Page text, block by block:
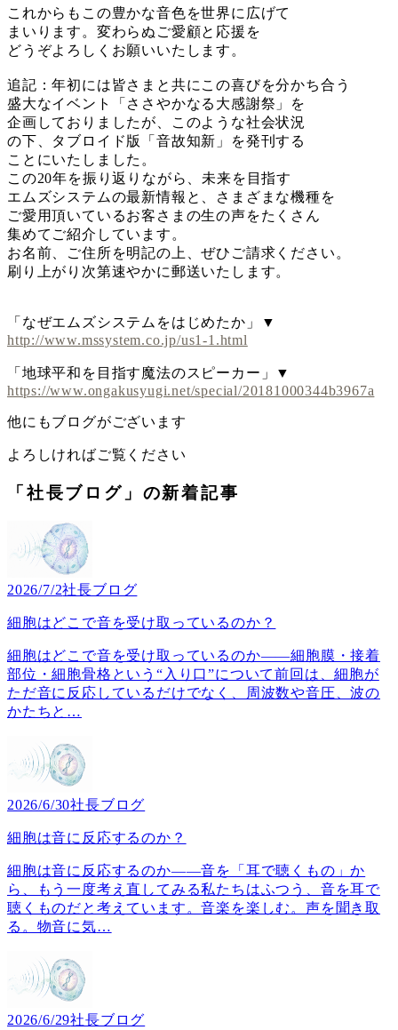
これからもこの豊かな音色を世界に広げて
まいります。変わらぬご愛顧と応援を
どうぞよろしくお願いいたします。
追記：年初には皆さまと共にこの喜びを分かち合う
盛大なイベント「ささやかなる大感謝祭」を
企画しておりましたが、このような社会状況
の下、タブロイド版「音故知新」を発刊する
ことにいたしました。
この20年を振り返りながら、未来を目指す
エムズシステムの最新情報と、さまざまな機種を
ご愛用頂いているお客さまの生の声をたくさん
集めてご紹介しています。
お名前、ご住所を明記の上、ぜひご請求ください。
刷り上がり次第速やかに郵送いたします。
「なぜエムズシステムをはじめたか」▼
http://www.mssystem.co.jp/us1-1.html
「地球平和を目指す魔法のスピーカー」▼
https://www.ongakusyugi.net/special/20181000344b3967a
他にもブログがございます
よろしければご覧ください
「社長ブログ」の新着記事
2026/7/2社長ブログ
細胞はどこで音を受け取っているのか？
細胞はどこで音を受け取っているのか――細胞膜・接着
部位・細胞骨格という“入り口”について前回は、細胞が
ただ音に反応しているだけでなく、周波数や音圧、波の
かたちと …
2026/6/30社長ブログ
細胞は音に反応するのか？
細胞は音に反応するのか――音を「耳で聴くもの」か
ら、もう一度考え直してみる私たちはふつう、音を耳で
聴くものだと考えています。音楽を楽しむ。声を聞き取
る。物音に気…
2026/6/29社長ブログ